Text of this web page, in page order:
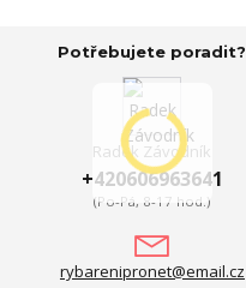
Potřebujete poradit?
Radek Závodník
+420606963641
(Po-Pá, 8-17 hod.)
rybarenipronet@email.cz